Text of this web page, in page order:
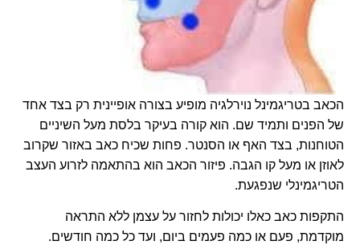
הכאב בטריגמינל נוירלגיה מופיע בצורה אופיינית רק בצד אחד
של הפנים ותמיד שם. הוא קורה בעיקר בלסת מעל השיניים
הטוחנות, בצד האף או הסנטר. פחות שכיח כאב באזור שקרוב
לאוזן או מעל קו הגבה. פיזור הכאב הוא בהתאמה לזרוע העצב
הטריגמינלי שנפגעת.
התקפות כאב כאלו יכולות לחזור על עצמן ללא התראה
מוקדמת, פעם או כמה פעמים ביום, ועד כל כמה חודשים.